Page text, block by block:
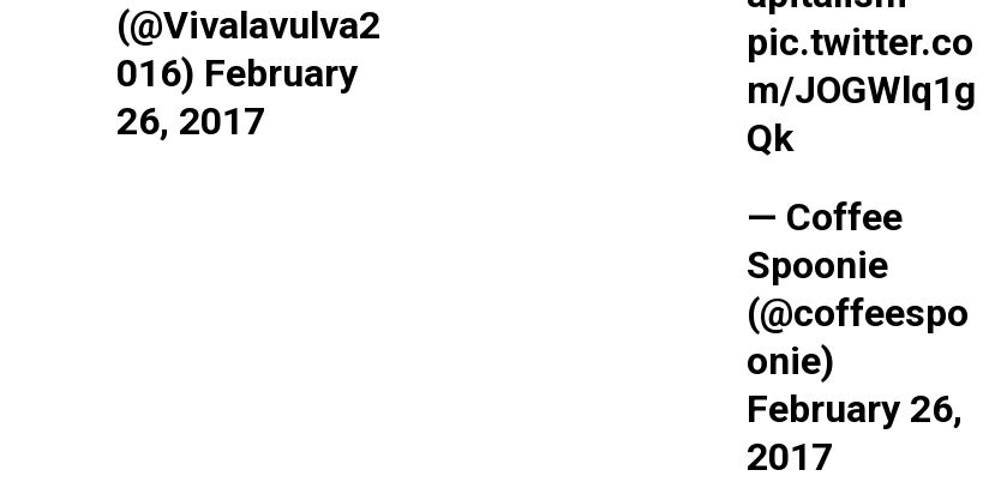
(@Vivalavulva2
016) February
26, 2017
pic.twitter.co
m/JOGWlq1g
Qk
— Coffee
Spoonie
(@coffeespo
onie)
February 26,
2017